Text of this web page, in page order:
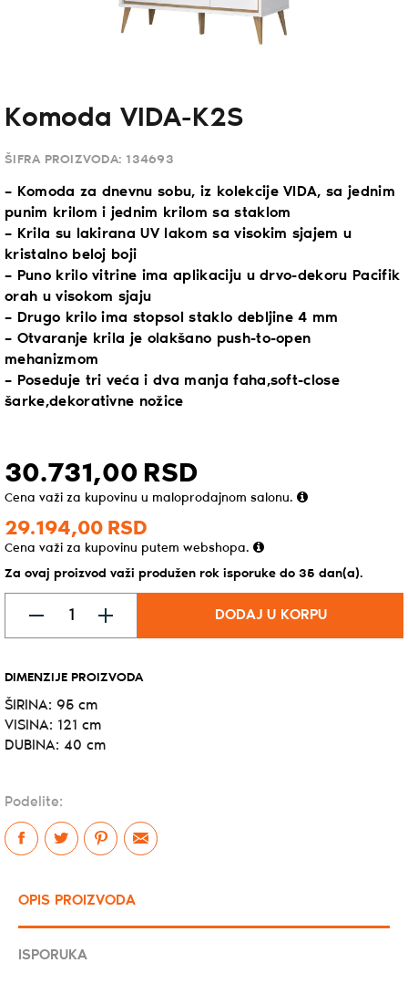
Komoda VIDA-K2S
ŠIFRA PROIZVODA: 134693
– Komoda za dnevnu sobu, iz kolekcije VIDA, sa jednim
punim krilom i jednim krilom sa staklom
– Krila su lakirana UV lakom sa visokim sjajem u
kristalno beloj boji
– Puno krilo vitrine ima aplikaciju u drvo-dekoru Pacifik
orah u visokom sjaju
– Drugo krilo ima stopsol staklo debljine 4 mm
– Otvaranje krila je olakšano push-to-open
mehanizmom
– Poseduje tri veća i dva manja faha,soft-close
šarke,dekorativne nožice
30.731,00 RSD
Cena važi za kupovinu u maloprodajnom salonu.
29.194,00 RSD
Cena važi za kupovinu putem webshopa.
Za ovaj proizvod važi produžen rok isporuke do 35 dan(a).
DODAJ U KORPU
DIMENZIJE PROIZVODA
ŠIRINA: 95 cm
VISINA: 121 cm
DUBINA: 40 cm
Podelite:
OPIS PROIZVODA
ISPORUKA